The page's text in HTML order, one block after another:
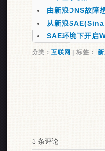
由新浪DNS故障
从新浪
SAE环境下开启
分类： 互联网 | 标签： 新
3 条评论